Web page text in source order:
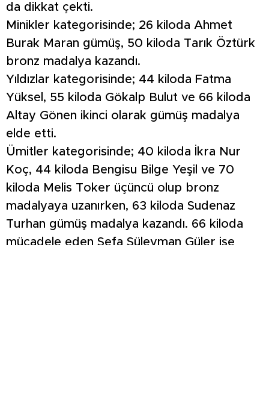
da dikkat çekti.
Minikler kategorisinde; 26 kiloda Ahmet
Burak Maran gümüş, 50 kiloda Tarık Öztürk
bronz madalya kazandı.
Yıldızlar kategorisinde; 44 kiloda Fatma
Yüksel, 55 kiloda Gökalp Bulut ve 66 kiloda
Altay Gönen ikinci olarak gümüş madalya
elde etti.
Ümitler kategorisinde; 40 kiloda İkra Nur
Koç, 44 kiloda Bengisu Bilge Yeşil ve 70
kiloda Melis Toker üçüncü olup bronz
madalyaya uzanırken, 63 kiloda Sudenaz
Turhan gümüş madalya kazandı. 66 kiloda
mücadele eden Sefa Süleyman Güler ise